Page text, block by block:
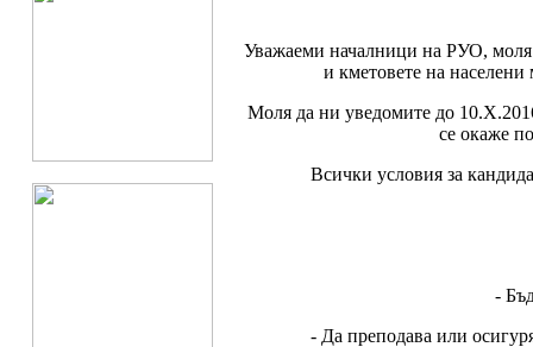
Уважаеми началници на РУО, моля
и кметовете на
Моля да ни уведомите до
се окаже
Всички условия за
-
- Да преподава или